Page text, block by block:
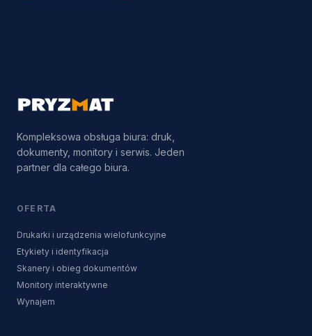
Kompleksowa obsługa biura: druk,
dokumenty, monitory i serwis. Jeden
partner dla całego biura.
OFERTA
Drukarki i urządzenia wielofunkcyjne
Etykiety i identyfikacja
Skanery i obieg dokumentów
Monitory interaktywne
Wynajem